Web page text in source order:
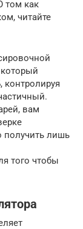
том как
читайте
контролируя
вам
получить лишь
того чтобы